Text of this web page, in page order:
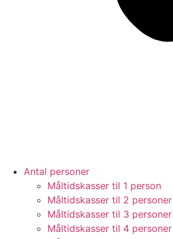
Antal personer
Måltidskasser til 1 person
Måltidskasser til 2 personer
Måltidskasser til 3 personer
Måltidskasser til 4 personer